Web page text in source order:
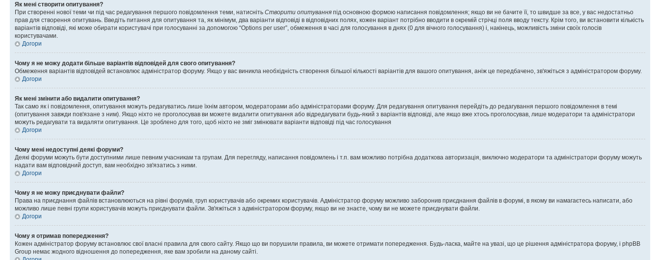
Як мені створити опитування?
При створенні нової теми чи під час редагування першого повідомлення теми, натисніть Створити опитування під основною формою написання повідомлення; якщо ви не бачите її, то швидше за все, у вас недостатньо
прав для створення опитувань. Введіть питання для опитування та, як мінімум, два варіанти відповіді в відповідних полях, кожен варіант потрібно вводити в окремій стрічці поля вводу тексту. Крім того, ви встановити кількість
варіантів відповіді, які може обирати користувачі при голосуванні за допомогою “Options per user”, обмеження в часі для голосування в днях (0 для вічного голосування) і, накінець, можливість зміни своїх голосів
користувачами.
Догори
Чому я не можу додати більше варіантів відповідей для свого опитування?
Обмеження варіантів відповідей встановлює адміністратор форуму. Якщо у вас виникла необхідність створення більшої кількості варіантів для вашого опитування, аніж це передбачено, зв'яжіться з адміністратором форуму.
Догори
Як мені змінити або видалити опитування?
Так само як і повідомлення, опитування можуть редагуватись лише їхнім автором, модераторами або адміністраторами форуму. Для редагування опитування перейдіть до редагування першого повідомлення в темі
(опитування завжди пов'язане з ним). Якщо ніхто не проголосував ви можете видалити опитування або відредагувати будь-який з варіантів відповіді, але якщо вже хтось проголосував, лише модератори та адміністратори
можуть редагувати та видаляти опитування. Це зроблено для того, щоб ніхто не зміг змінювати варіанти відповіді під час голосування
Догори
Чому мені недоступні деякі форуми?
Деякі форуми можуть бути доступними лише певним учасникам та групам. Для перегляду, написання повідомлень і т.п. вам можливо потрібна додаткова авторизація, виключно модератори та адміністратори форуму можуть
надати вам відповідний доступ, вам необхідно зв'язатись з ними.
Догори
Чому я не можу приєднувати файли?
Права на приєднання файлів встановлюються на рівні форумів, груп користувачів або окремих користувачів. Адміністратор форуму можливо заборонив приєднання файлів в форумі, в якому ви намагаєтесь написати, або
можливо лише певні групи користувачів можуть приєднувати файли. Зв'яжіться з адміністратором форуму, якщо ви не знаєте, чому ви не можете приєднувати файли.
Догори
Чому я отримав попередження?
Кожен адміністратор форуму встановлює свої власні правила для свого сайту. Якщо що ви порушили правила, ви можете отримати попередження. Будь-ласка, майте на увазі, що це рішення адміністратора форуму, і phpBB
Group немає жодного відношення до попередження, яке вам зробили на даному сайті.